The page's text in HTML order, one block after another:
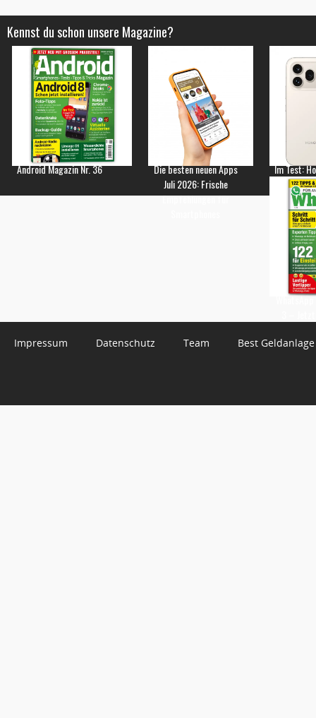
Kennst du schon unsere Magazine?
Android Magazin Nr. 36
Die besten neuen Apps
Juli 2026: Frische
Empfehlungen für
Im Test:
Impressum Datenschutz Team Best Geldanlage